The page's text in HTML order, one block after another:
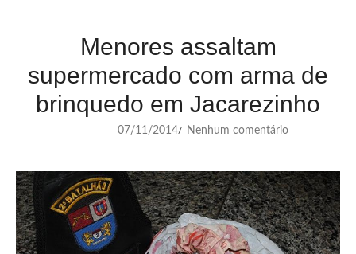
Menores assaltam
supermercado com arma de
brinquedo em Jacarezinho
07/11/2014/ Nenhum comentário